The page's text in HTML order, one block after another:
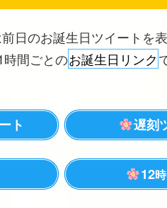
日のお誕生日ツイートを
時間ごとのお誕生日リンク
ト 遅刻
12